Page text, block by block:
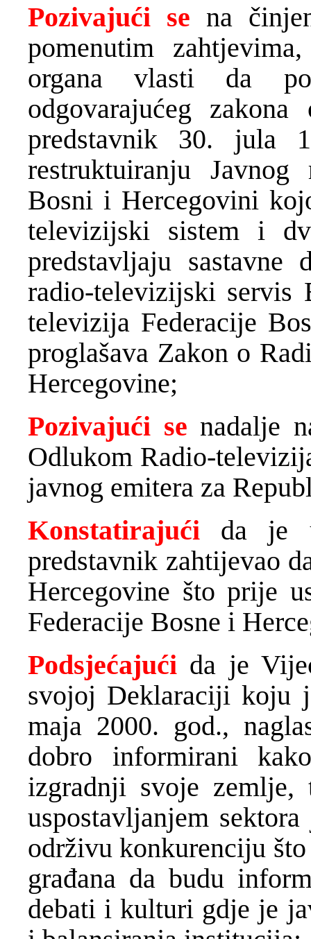
Pozivajući se na
pomenutim
organa vlasti da
odgovarajućeg
predstavnik 30. jula
restruktuiranju
Bosni i Hercegovini
televizijski sistem i
predstavljaju sastavne
radio-televizijski servis
televizija Federacije
proglašava Zakon o
Hercegovine;
Pozivajući se nadalje
Odlukom Radio-
javnog emitera za
Konstatirajući da je
predstavnik zahtijevao
Hercegovine što prije
Federacije Bosne i
Podsjećajući da je
svojoj Deklaraciji koju
maja 2000. god.,
dobro informirani
izgradnji svoje
uspostavljanjem
održivu konkurenciju
građana da budu
debati i kulturi gdje je